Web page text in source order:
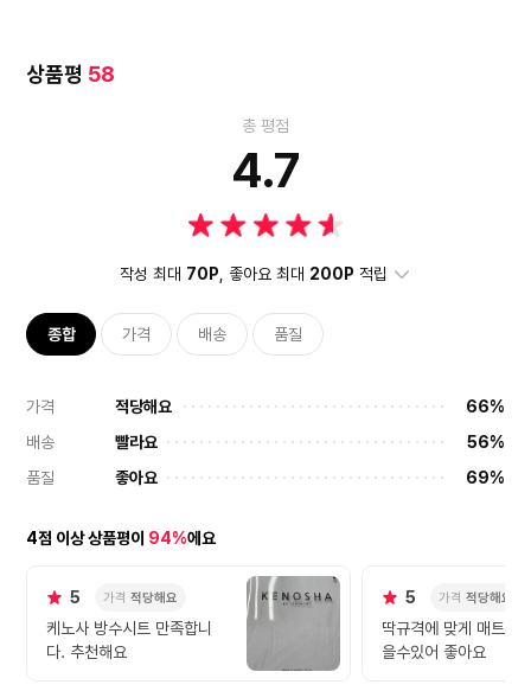
상품평 58
총 평점
4.7
작성 최대 70P , 좋아요 최대 200P 적립
종합 가격 배송 품질
가격 적당해요
66%
배송
빨라요
56%
품질
좋아요 69%
4점 이상 상품평이 94%에요
5 가격 적당해요
케노사 방수시트 만족합니
다. 추천해요
5 가격 적당해요
딱규격에 맞게 매트릭
을수있어 좋아요